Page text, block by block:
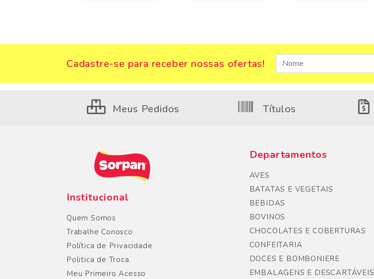
Cadastre-se para receber nossas ofertas!
Meus Pedidos Títulos
Institucional
Quem Somos
Trabalhe Conosco
Política de Privacidade
Politica de Troca
Meu Primeiro Acesso
Departamentos
AVES
BATATAS E VEGETAIS
BEBIDAS
BOVINOS
CHOCOLATES E COBERTURAS
CONFEITARIA
DOCES E BOMBONIERE
EMBALAGENS E DESCARTÁVEIS